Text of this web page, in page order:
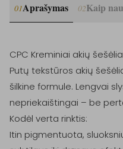
01Aprašymas 02Kaip
CPC Kreminiai akių
Putų tekstūros akių
šilkine formule. Lengvai
nepriekaištingai – be
Kodėl verta rinktis:
Itin pigmentuota,